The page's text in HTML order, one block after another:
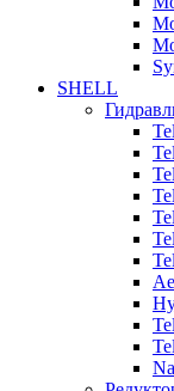
SHELL